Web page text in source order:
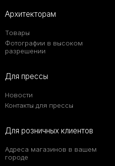
Архитекторам
Товары
Фотографии в высоком
разрешении
Для прессы
Новости
Контакты для прессы
Для розничных клиентов
Адреса магазинов в вашем
городе